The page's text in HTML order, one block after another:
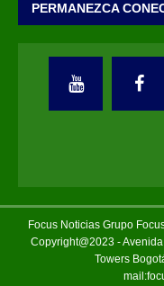
PERMANEZCA
Focus Noticias Grupo
Copyright@2023 -
Towers